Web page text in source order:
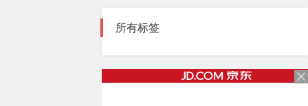
所有标签